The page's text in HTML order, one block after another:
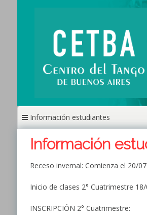
Información estudiantes
Información
Receso invernal: Comienza el 20/07.
Inicio de clases 2° Cuatrimestre 18/
INSCRIPCIÓN 2° Cuatrimestre: